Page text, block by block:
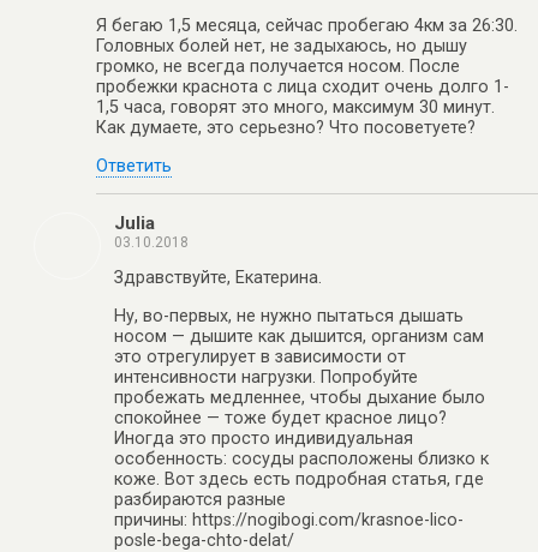
Я бегаю 1,5 месяца, сейчас пробегаю 4км за 26:30.
Головных болей нет, не задыхаюсь, но дышу
громко, не всегда получается носом. После
пробежки краснота с лица сходит очень долго 1-
1,5 часа, говорят это много, максимум 30 минут.
Как думаете, это серьезно? Что посоветуете?
Ответить
Julia
03.10.2018
Здравствуйте, Екатерина.
Ну, во-первых, не нужно пытаться дышать
носом — дышите как дышится, организм сам
это отрегулирует в зависимости от
интенсивности нагрузки. Попробуйте
пробежать медленнее, чтобы дыхание было
спокойнее — тоже будет красное лицо?
Иногда это просто индивидуальная
особенность: сосуды расположены близко к
коже. Вот здесь есть подробная статья, где
разбираются разные
причины: https://nogibogi.com/krasnoe-lico-
posle-bega-chto-delat/